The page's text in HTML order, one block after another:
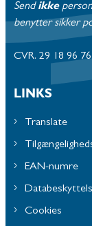
Send ikke
benytter sikker
CVR. 29 18 96 76
LINKS
Translate
EAN-numre
Cookies